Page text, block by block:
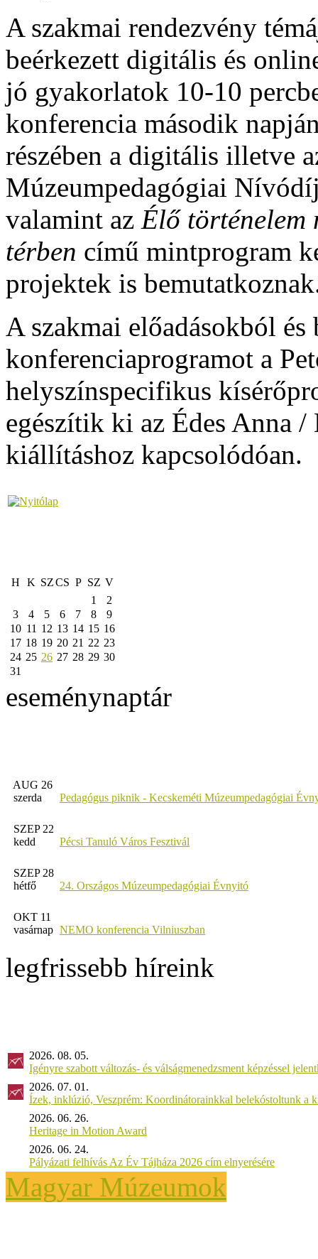
A szakmai rendezvény
beérkezett digitális és
jó gyakorlatok 10-10
konferencia második
részében a digitális illetve
Múzeumpedagógiai
valamint az Élő történelem
térben című mintprogram
projektek is
A szakmai előadásokból és
konferenciaprogramot a
helyszínspecifikus
egészítik ki az Édes Anna
kiállításhoz kapcsolódóan.
H K SZCS P SZ V
1
2
3
4 5 6 7 8
9
10 11 12 13 14 15 16
17 18 19 20 21 22 23
24 25 26 27 28 29 30
31
eseménynaptár
AUG 26
szerda
Pedagógus piknik - Kecskeméti Múzeumpedagógiai
SZEP 22
kedd
Pécsi Tanuló Város Fesztivál
SZEP 28
hétfő
24. Országos Múzeumpedagógiai Évnyitó
OKT 11
vasárnap NEMO konferencia Vilniuszban
legfrissebb híreink
2026. 08. 05.
Igényre szabott változás- és válságmenedzsment képzéssel
2026. 07. 01.
Ízek, inklúzió, Veszprém: Koordinátorainkkal belekóstoltunk a
2026. 06. 26.
Heritage in Motion Award
2026. 06. 24.
Pályázati felhívás Az Év Tájháza 2026 cím elnyerésére
Magyar Múzeumok